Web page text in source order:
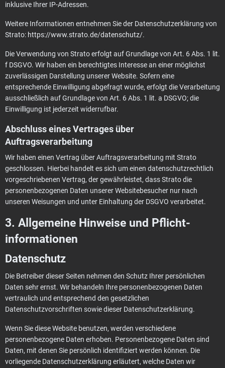
inklusive Ihrer IP-Adressen.
Weitere Informationen entnehmen Sie der Datenschutzerklärung von
Strato: https://www.strato.de/datenschutz/.
Die Verwendung von Strato erfolgt auf Grundlage von Art. 6 Abs. 1 lit.
f DSGVO. Wir haben ein berechtigtes Interesse an einer möglichst
zuverlässigen Darstellung unserer Website. Sofern eine
entsprechende Einwilligung abgefragt wurde, erfolgt die Verarbeitung
ausschließlich auf Grundlage von Art. 6 Abs. 1 lit. a DSGVO; die
Einwilligung ist jederzeit widerrufbar.
Abschluss eines Vertrages über
Auftragsverarbeitung
Wir haben einen Vertrag über Auftragsverarbeitung mit Strato
geschlossen. Hierbei handelt es sich um einen datenschutzrechtlich
vorgeschriebenen Vertrag, der gewährleistet, dass Strato die
personenbezogenen Daten unserer Websitebesucher nur nach
unseren Weisungen und unter Einhaltung der DSGVO verarbeitet.
3. Allgemeine Hinweise und Pflicht­
informationen
Datenschutz
Die Betreiber dieser Seiten nehmen den Schutz Ihrer persönlichen
Daten sehr ernst. Wir behandeln Ihre personenbezogenen Daten
vertraulich und entsprechend den gesetzlichen
Datenschutzvorschriften sowie dieser Datenschutzerklärung.
Wenn Sie diese Website benutzen, werden verschiedene
personenbezogene Daten erhoben. Personenbezogene Daten sind
Daten, mit denen Sie persönlich identifiziert werden können. Die
vorliegende Datenschutzerklärung erläutert, welche Daten wir